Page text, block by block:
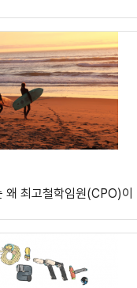
왜 최고철학임원(CPO)이